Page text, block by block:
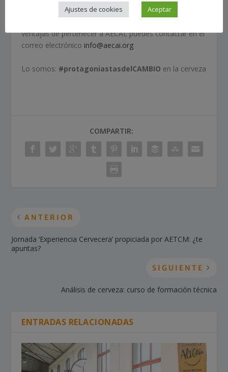
ventajas de pertenecer a AECAI, puedes contactar en el
correo electrónico info@aecai.org
Lo somos: #protagoniastasdelCAMBIO en la cerveza
COMPARTIR:
ANTERIOR
Jornada ‘Experiencia Cervecera’ propiciada por AETCM: ¿te
apuntas?
SIGUIENTE
Análisis de cerveza: curso de formación técnica
ENTRADAS RELACIONADAS
Ajustes de cookies Aceptar